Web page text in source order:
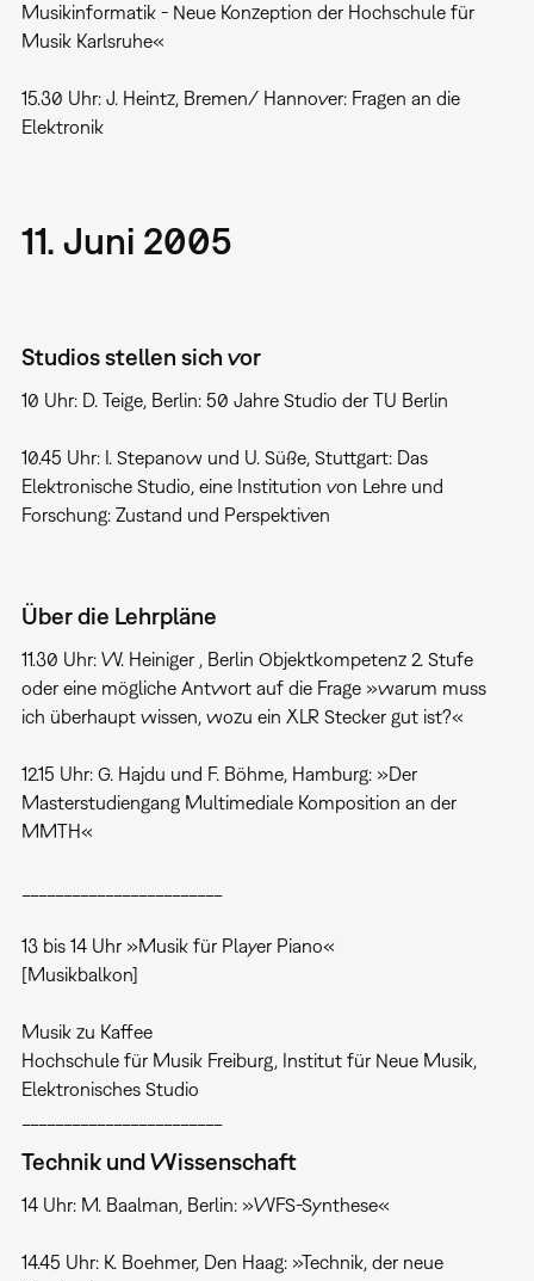
Musikinformatik - Neue Konzeption der Hochschule für
Musik Karlsruhe«
15.30 Uhr: J. Heintz, Bremen/ Hannover: Fragen an die
Elektronik
11. Juni 2005
Studios stellen sich vor
10 Uhr: D. Teige, Berlin: 50 Jahre Studio der TU Berlin
10.45 Uhr: I. Stepanow und U. Süße, Stuttgart: Das
Elektronische Studio, eine Institution von Lehre und
Forschung: Zustand und Perspektiven
Über die Lehrpläne
11.30 Uhr: W. Heiniger , Berlin Objektkompetenz 2. Stufe
oder eine mögliche Antwort auf die Frage »warum muss
ich überhaupt wissen, wozu ein XLR Stecker gut ist?«
12.15 Uhr: G. Hajdu und F. Böhme, Hamburg: »Der
Masterstudiengang Multimediale Komposition an der
MMTH«
13 bis 14 Uhr »Musik für Player Piano«
[Musikbalkon]
Musik zu Kaffee
Hochschule für Musik Freiburg, Institut für Neue Musik,
Elektronisches Studio
Technik und Wissenschaft
14 Uhr: M. Baalman, Berlin: »WFS-Synthese«
14.45 Uhr: K. Boehmer, Den Haag: »Technik, der neue